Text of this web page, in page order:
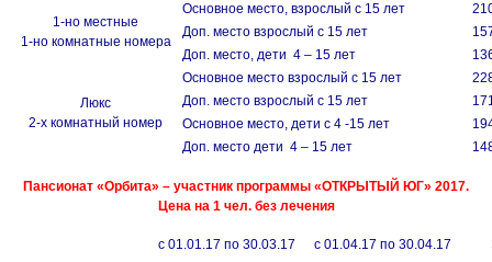
1-но местные
1-но комнатные номера
Основное место, взрослый с 15 лет
Доп. место взрослый с 15 лет
Доп. место, дети 4 – 15 лет
Люкс
2-х комнатный номер
Основное место взрослый с 15 лет
Доп. место взрослый с 15 лет
Основное место, дети с 4 -15 лет
Доп. место дети 4 – 15 лет
Пансионат «Орбита» – участник программы «ОТКРЫТЫЙ ЮГ» 2017.
Цена на 1 чел. без лечения
с 01.01.17 по 30.03.17 с 01.04.17 по 30.04.17